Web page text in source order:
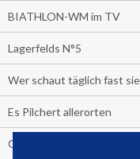
BIATHLON-WM im TV
Lagerfelds N°5
Wer schaut täglich fast
Es Pilchert allerorten
Geheime Promi-Bücher-